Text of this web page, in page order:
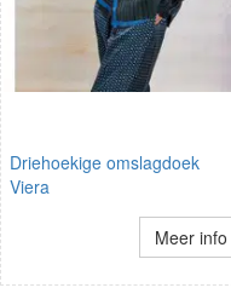
Driehoekige omslagdoek
Viera
Meer info